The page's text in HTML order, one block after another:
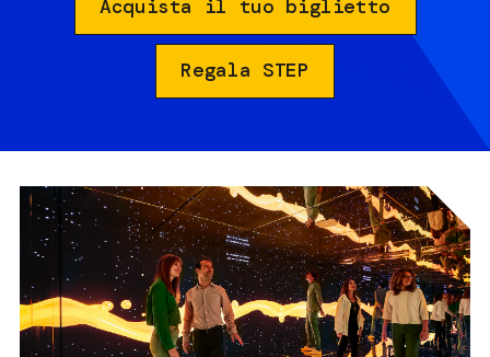
Acquista il tuo biglietto
Regala STEP